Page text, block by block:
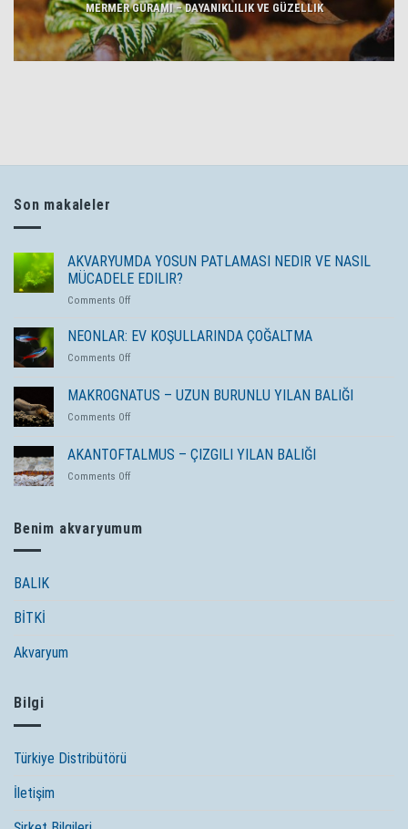
MERMER GURAMI – DAYANIKLILIK VE GÜZELLIK
Son makaleler
AKVARYUMDA YOSUN PATLAMASI NEDIR VE NASIL
MÜCADELE EDILIR?
Comments Offon
YOSUN
PATLAMASI
NASIL
NEONLAR: EV KOŞULLARINDA ÇOĞALTMA
Comments Offon
EV
KOŞULLARINDA
ÇOĞALTMA
MAKROGNATUS – UZUN BURUNLU YILAN BALIĞI
Comments Offon
–
UZUN
BURUNLU
AKANTOFTALMUS – ÇIZGILI YILAN BALIĞI
Comments Offon
YILAN
Benim akvaryumum
BALIK
BİTKİ
Akvaryum
Bilgi
Türkiye Distribütörü
İletişim